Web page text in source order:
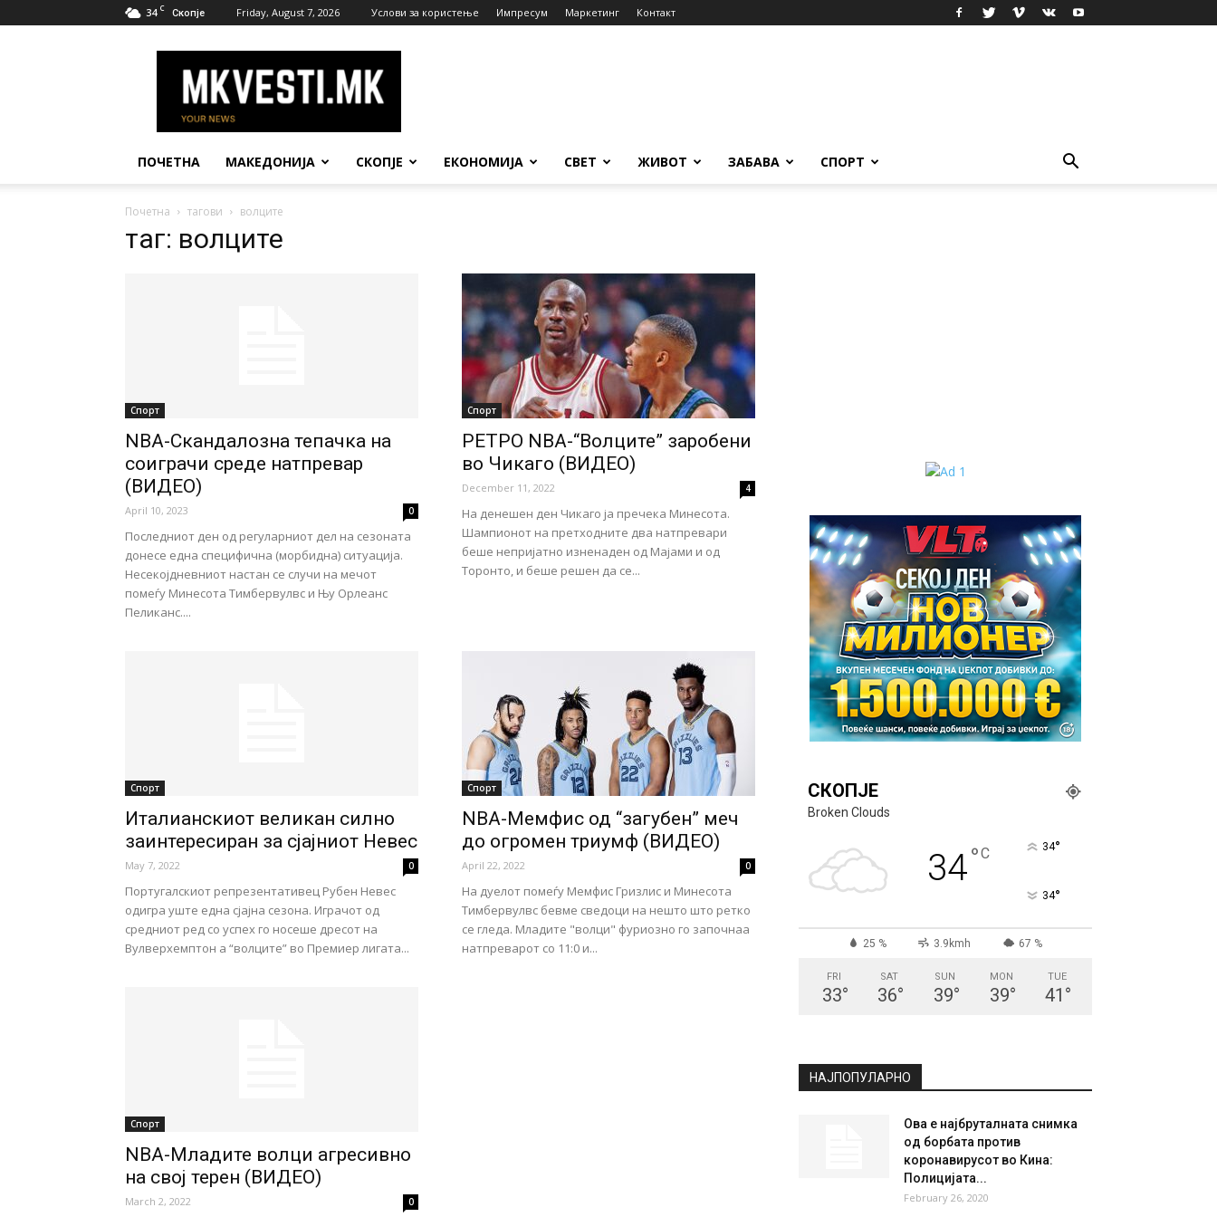
34 C Скопје Friday, August 7, 2026 Услови за користење Импресум Маркетинг Контакт
Вести
ПОЧЕТНА МАКЕДОНИЈА СКОПЈЕ ЕКОНОМИЈА СВЕТ ЖИВОТ ЗАБАВА СПОРТ
Почетна тагови волците
таг: волците
Спорт
NBA-Скандалозна тепачка на
соиграчи среде натпревар
(ВИДЕО)
April 10, 2023 0
Последниот ден од регуларниот дел на сезоната
донесе една специфична (морбидна) ситуација.
Несекојдневниот настан се случи на мечот
помеѓу Минесота Тимбервулвс и Њу Орлеанс
Пеликанс....
Спорт
РЕТРО NBA-“Волците” заробени
во Чикаго (ВИДЕО)
December 11, 2022 4
На денешен ден Чикаго ја пречека Минесота.
Шампионот на претходните два натпревари
беше непријатно изненаден од Мајами и од
Торонто, и беше решен да се...
Спорт
Италианскиот великан силно
заинтересиран за сјајниот Невес
May 7, 2022 0
Португалскиот репрезентативец Рубен Невес
одигра уште една сјајна сезона. Играчот од
средниот ред со успех го носеше дресот на
Вулверхемптон а “волците” во Премиер лигата...
Спорт
NBA-Мемфис од “загубен” меч
до огромен триумф (ВИДЕО)
April 22, 2022 0
На дуелот помеѓу Мемфис Гризлис и Минесота
Тимбервулвс бевме сведоци на нешто што ретко
се гледа. Младите "волци" фуриозно го започнаа
натпреварот со 11:0 и...
Спорт
NBA-Младите волци агресивно
на свој терен (ВИДЕО)
March 2, 2022 0
СКОПЈЕ
Broken Clouds
34°C 34°
34°
25 % 3.9kmh 67 %
FRI
33°
SAT
36°
SUN
39°
MON
39°
TUE
41 °
НАЈПОПУЛАРНО
Ова е најбруталната снимка
од борбата против
коронавирусот во Кина:
Полицијата...
February 26, 2020